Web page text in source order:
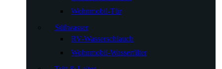
Wohnmobil-Tür
Süßwasser
RV-Wasserschlauch
Wohnmobil-Wasserfilter